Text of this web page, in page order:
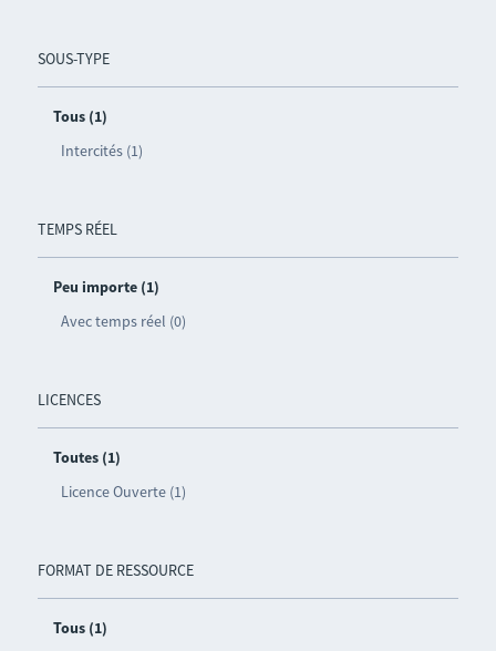
SOUS-TYPE
Tous (1)
Intercités (1)
TEMPS RÉEL
Peu importe (1)
Avec temps réel (0)
LICENCES
Toutes (1)
Licence Ouverte (1)
FORMAT DE RESSOURCE
Tous (1)